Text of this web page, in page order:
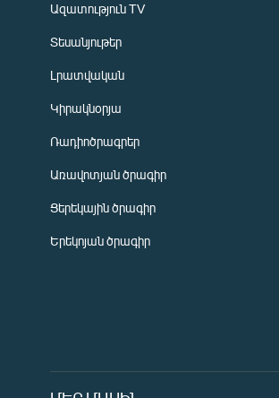
Ազատություն TV
Տեսանյութեր
Լրատվական
Կիրակնօրյա
Ռադիոծրագրեր
Առավոտյան ծրագիր
Ցերեկային ծրագիր
Երեկոյան ծրագիր